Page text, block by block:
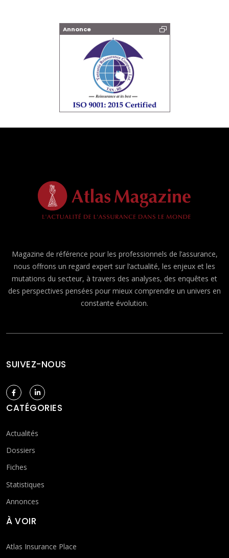
Annonce
Magazine de référence pour les professionnels de l’assurance,
nous offrons un regard expert sur l’actualité, les enjeux et les
mutations du secteur, à travers des analyses, des enquêtes et
des perspectives pensées pour mieux comprendre un univers en
constante évolution.
SUIVEZ-NOUS
CATÉGORIES
Actualités
Dossiers
Fiches
Statistiques
Annonces
À VOIR
Atlas Insurance Place